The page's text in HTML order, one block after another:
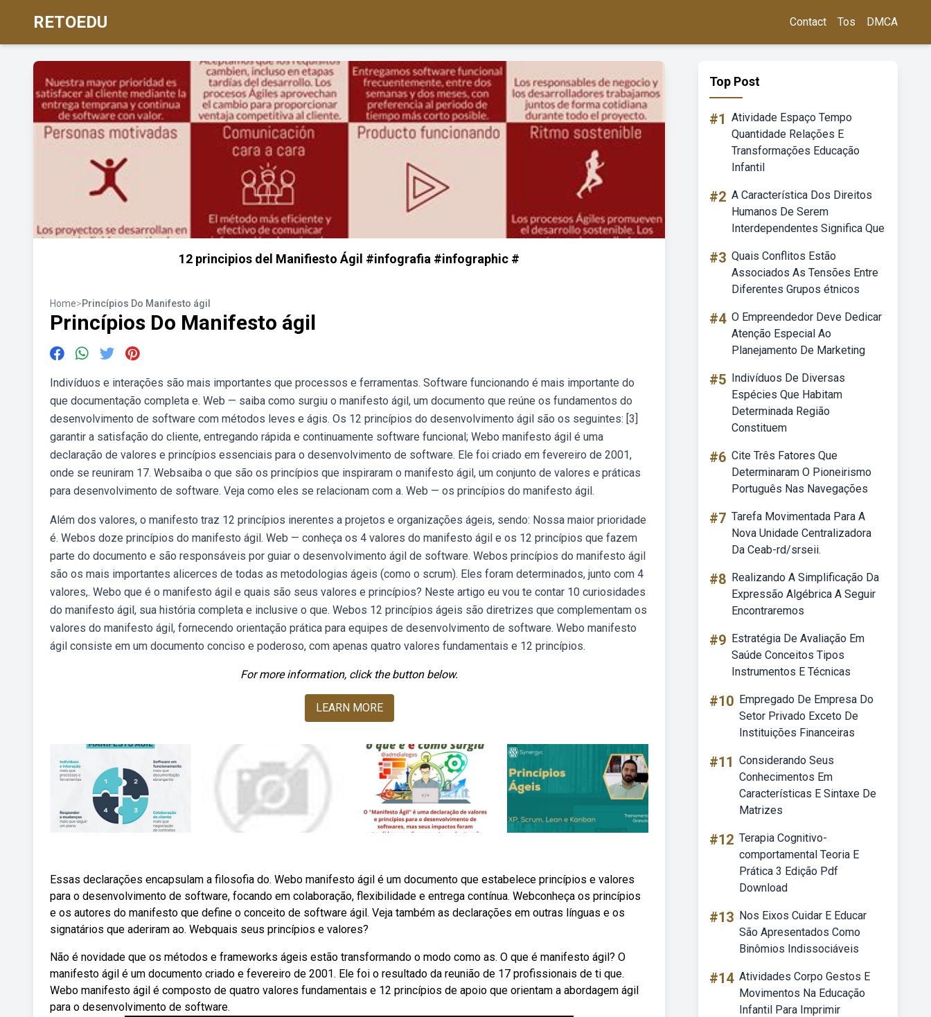
RETOEDU Contact Tos DMCA
12 principios del Manifiesto Ágil #infografia #infographic #
Home>Princípios Do Manifesto ágil
Princípios Do Manifesto ágil
Indivíduos e interações são mais importantes que processos e ferramentas. Software funcionando é mais importante do
que documentação completa e. Web — saiba como surgiu o manifesto ágil, um documento que reúne os fundamentos do
desenvolvimento de software com métodos leves e ágis. Os 12 princípios do desenvolvimento ágil são os seguintes: [3]
garantir a satisfação do cliente, entregando rápida e continuamente software funcional; Webo manifesto ágil é uma
declaração de valores e princípios essenciais para o desenvolvimento de software. Ele foi criado em fevereiro de 2001,
onde se reuniram 17. Websaiba o que são os princípios que inspiraram o manifesto ágil, um conjunto de valores e práticas
para desenvolvimento de software. Veja como eles se relacionam com a. Web — os princípios do manifesto ágil.
Além dos valores, o manifesto traz 12 princípios inerentes a projetos e organizações ágeis, sendo: Nossa maior prioridade
é. Webos doze princípios do manifesto ágil. Web — conheça os 4 valores do manifesto ágil e os 12 princípios que fazem
parte do documento e são responsáveis por guiar o desenvolvimento ágil de software. Webos princípios do manifesto ágil
são os mais importantes alicerces de todas as metodologias ágeis (como o scrum). Eles foram determinados, junto com 4
valores,. Webo que é o manifesto ágil e quais são seus valores e princípios? Neste artigo eu vou te contar 10 curiosidades
do manifesto ágil, sua história completa e inclusive o que. Webos 12 princípios ágeis são diretrizes que complementam os
valores do manifesto ágil, fornecendo orientação prática para equipes de desenvolvimento de software. Webo manifesto
ágil consiste em um documento conciso e poderoso, com apenas quatro valores fundamentais e 12 princípios.
For more information, click the button below.
LEARN MORE
Essas declarações encapsulam a filosofia do. Webo manifesto ágil é um documento que estabelece princípios e valores
para o desenvolvimento de software, focando em colaboração, flexibilidade e entrega contínua. Webconheça os princípios
e os autores do manifesto que define o conceito de software ágil. Veja também as declarações em outras línguas e os
signatários que aderiram ao. Webquais seus princípios e valores?
Não é novidade que os métodos e frameworks ágeis estão transformando o modo como as. O que é manifesto ágil? O
manifesto ágil é um documento criado e fevereiro de 2001. Ele foi o resultado da reunião de 17 profissionais de ti que.
Webo manifesto ágil é composto de quatro valores fundamentais e 12 princípios de apoio que orientam a abordagem ágil
para o desenvolvimento de software.
Top Post
#1 Atividade Espaço Tempo
Quantidade Relações E
Transformações Educação
Infantil
#2 A Característica Dos Direitos
Humanos De Serem
Interdependentes Significa Que
#3 Quais Conflitos Estão
Associados As Tensões Entre
Diferentes Grupos étnicos
#4 O Empreendedor Deve Dedicar
Atenção Especial Ao
Planejamento De Marketing
#5 Indivíduos De Diversas
Espécies Que Habitam
Determinada Região
Constituem
#6 Cite Três Fatores Que
Determinaram O Pioneirismo
Português Nas Navegações
#7 Tarefa Movimentada Para A
Nova Unidade Centralizadora
Da Ceab-rd/srseii.
#8 Realizando A Simplificação Da
Expressão Algébrica A Seguir
Encontraremos
#9 Estratégia De Avaliação Em
Saúde Conceitos Tipos
Instrumentos E Técnicas
#10 Empregado De Empresa Do
Setor Privado Exceto De
Instituições Financeiras
#11 Considerando Seus
Conhecimentos Em
Características E Sintaxe De
Matrizes
#12 Terapia Cognitivo-
comportamental Teoria E
Prática 3 Edição Pdf
Download
#13 Nos Eixos Cuidar E Educar
São Apresentados Como
Binômios Indissociáveis
#14 Atividades Corpo Gestos E
Movimentos Na Educação
Infantil Para Imprimir